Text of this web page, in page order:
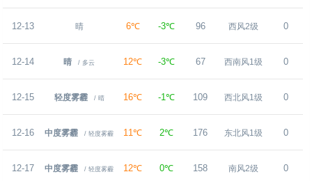
12-13 晴 6℃ -3℃ 96 西风2级 0
12-14 晴 / 多云 12℃ -3℃ 67 西南风1级 0
12-15 轻度雾霾 / 晴 16℃ -1℃ 109 西北风1级 0
12-16 中度雾霾 / 轻度雾霾 11℃ 2℃ 176 东北风1级 0
12-17 中度雾霾 / 轻度雾霾 12℃ 0℃ 158 南风2级 0